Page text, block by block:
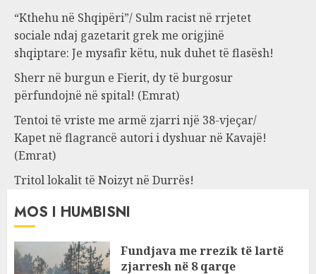
“Kthehu në Shqipëri”/ Sulm racist në rrjetet
sociale ndaj gazetarit grek me origjinë
shqiptare: Je mysafir këtu, nuk duhet të flasësh!
Sherr në burgun e Fierit, dy të burgosur
përfundojnë në spital! (Emrat)
Tentoi të vriste me armë zjarri një 38-vjeçar/
Kapet në flagrancë autori i dyshuar në Kavajë!
(Emrat)
Tritol lokalit të Noizyt në Durrës!
MOS I HUMBISNI
Fundjava me rrezik të lartë
zjarresh në 8 qarqe